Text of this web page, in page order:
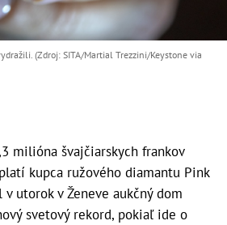
(Zdroj: SITA/Martial Trezzini/Keystone via
milióna švajčiarskych frankov
kupca ružového diamantu Pink
utorok v Ženeve aukčný dom
svetový rekord, pokiaľ ide o